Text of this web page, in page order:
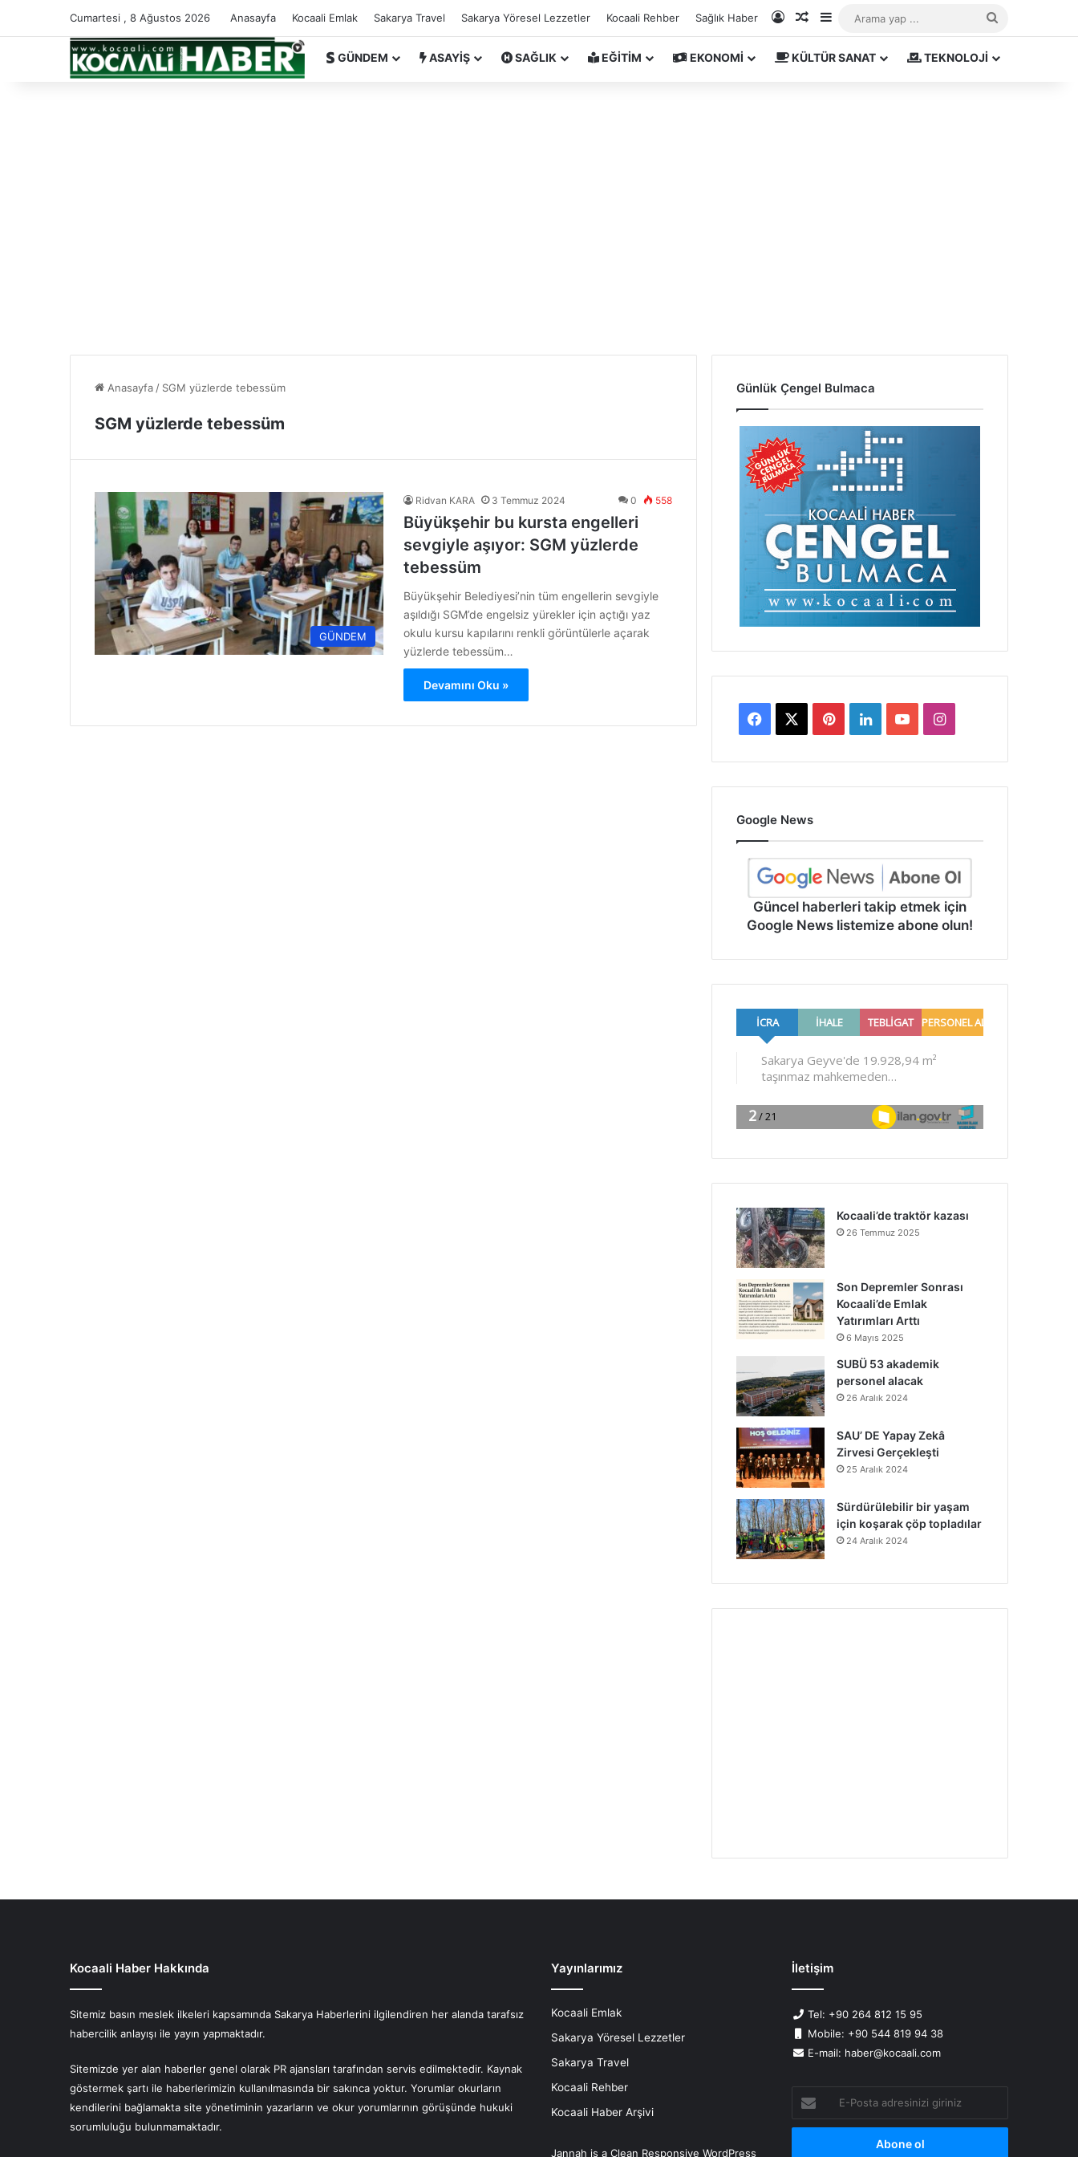
Cumartesi , 8 Ağustos 2026 Anasayfa Kocaali Emlak Sakarya Travel Sakarya Yöresel Lezzetler Kocaali Rehber Sağlık Haber Kayıt OlRastgele Makale
Kenar Bölmesi
GÜNDEM ASAYİŞ SAĞLIK EĞİTİM EKONOMİ KÜLTÜR SANAT TEKNOLOJİ
Anasayfa / SGM yüzlerde tebessüm
SGM yüzlerde tebessüm
GÜNDEM
Ridvan KARA 3 Temmuz 2024 0 558
Büyükşehir bu kursta engelleri
sevgiyle aşıyor: SGM yüzlerde
tebessüm
Büyükşehir Belediyesi’nin tüm engellerin sevgiyle
aşıldığı SGM’de engelsiz yürekler için açtığı yaz
okulu kursu kapılarını renkli görüntülerle açarak
yüzlerde tebessüm…
Devamını Oku »
Günlük Çengel Bulmaca
Facebook PinterestLinkedInYouTubeInstagram
Google News
Güncel haberleri takip etmek için
Google News listemize abone olun!
Kocaali’de traktör kazası
26 Temmuz 2025
Son Depremler Sonrası
Kocaali’de Emlak
Yatırımları Arttı
6 Mayıs 2025
SUBÜ 53 akademik
personel alacak
26 Aralık 2024
SAU’ DE Yapay Zekâ
Zirvesi Gerçekleşti
25 Aralık 2024
Sürdürülebilir bir yaşam
için koşarak çöp topladılar
24 Aralık 2024
Kocaali Haber Hakkında
Sitemiz basın meslek ilkeleri kapsamında Sakarya Haberlerini ilgilendiren her alanda tarafsız
habercilik anlayışı ile yayın yapmaktadır.
Sitemizde yer alan haberler genel olarak PR ajansları tarafından servis edilmektedir. Kaynak
göstermek şartı ile haberlerimizin kullanılmasında bir sakınca yoktur. Yorumlar okurların
kendilerini bağlamakta site yönetiminin yazarların ve okur yorumlarının görüşünde hukuki
sorumluluğu bulunmamaktadır.
Yayınlarımız
Kocaali Emlak
Sakarya Yöresel Lezzetler
Sakarya Travel
Kocaali Rehber
Kocaali Haber Arşivi
Jannah is a Clean Responsive WordPress
İletişim
Tel: +90 264 812 15 95
Mobile: +90 544 819 94 38
E-mail: haber@kocaali.com
Posta
adresinizi